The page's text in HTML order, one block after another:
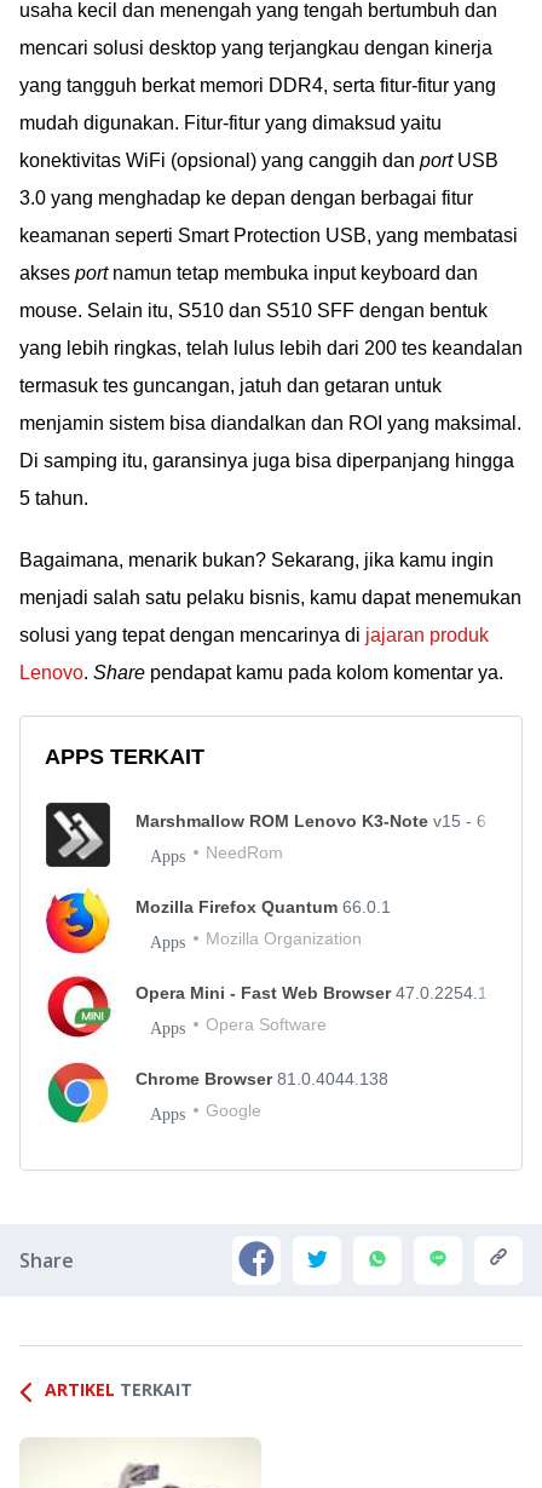
usaha kecil dan menengah yang tengah bertumbuh dan
mencari solusi desktop yang terjangkau dengan kinerja
yang tangguh berkat memori DDR4, serta fitur-fitur yang
mudah digunakan. Fitur-fitur yang dimaksud yaitu
konektivitas WiFi (opsional) yang canggih dan portUSB
3.0 yang menghadap ke depan dengan berbagai fitur
keamanan seperti Smart Protection USB, yang membatasi
akses portnamun tetap membuka input keyboard dan
mouse. Selain itu, S510 dan S510 SFF dengan bentuk
yang lebih ringkas, telah lulus lebih dari 200 tes keandalan
termasuk tes guncangan, jatuh dan getaran untuk
menjamin sistem bisa diandalkan dan ROI yang maksimal.
Di samping itu, garansinya juga bisa diperpanjang hingga
5 tahun.
Bagaimana, menarik bukan? Sekarang, jika kamu ingin
menjadi salah satu pelaku bisnis, kamu dapat menemukan
solusi yang tepat dengan mencarinya di jajaran produk
Lenovo. Share pendapat kamu pada kolom komentar ya.
APPS TERKAIT
Marshmallow ROM Lenovo K3-Note v15 -
Apps NeedRom
Mozilla Firefox Quantum 66.0.1
Apps Mozilla Organization
Opera Mini - Fast Web Browser47.0.2254.146760
Apps Opera Software
Chrome Browser81.0.4044.138
Apps Google
Share
ARTIKEL TERKAIT